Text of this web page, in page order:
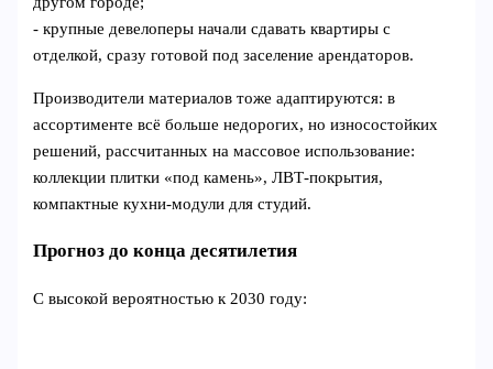
- крупные девелоперы начали сдавать квартиры с
отделкой, сразу готовой под заселение арендаторов.
Производители материалов тоже адаптируются: в
ассортименте всё больше недорогих, но износостойких
решений, рассчитанных на массовое использование:
коллекции плитки «под камень», ЛВТ‑покрытия,
компактные кухни‑модули для студий.
Прогноз до конца десятилетия
С высокой вероятностью к 2030 году: